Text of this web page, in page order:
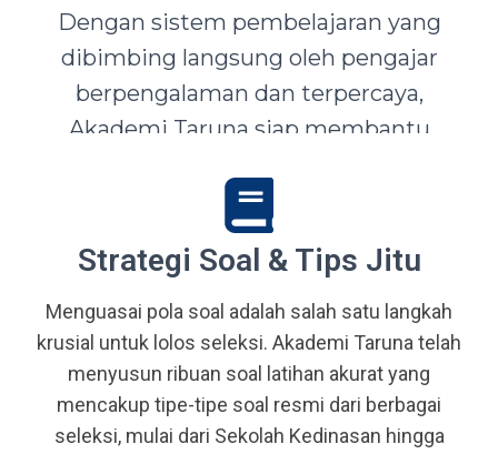
Dengan sistem pembelajaran yang
dibimbing langsung oleh pengajar
berpengalaman dan terpercaya,
Akademi Taruna siap membantu
mewujudkan impian menjadi Taruna,
Abdi Negara, serta prajurit terbaik
bangsa.
Strategi Soal & Tips Jitu
Menguasai pola soal adalah salah satu langkah
krusial untuk lolos seleksi. Akademi Taruna telah
menyusun ribuan soal latihan akurat yang
mencakup tipe-tipe soal resmi dari berbagai
seleksi, mulai dari Sekolah Kedinasan hingga